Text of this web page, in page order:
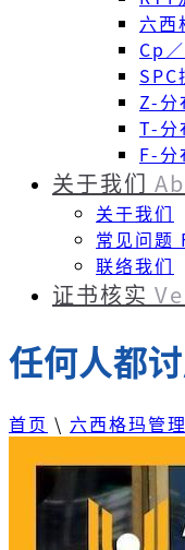
六西
Cp
Z-
T-
F-
关于我们
关于我们
常见问题
联络我们
证书核实
任何人都
首页 \ 六西格玛管理